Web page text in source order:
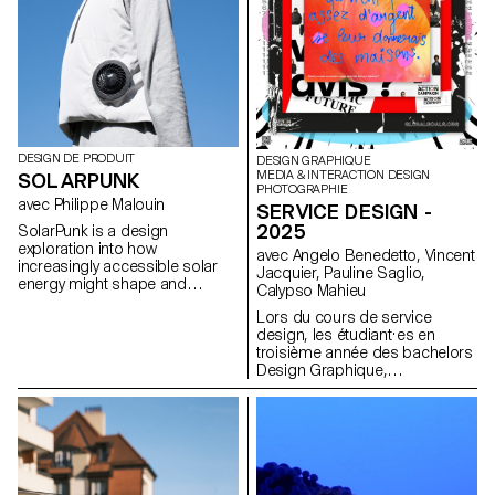
potentiel narratif d'une
séquence de contenu maîtrisé.
le bien-être au travail.
DESIGN DE PRODUIT
SOLARPUNK
avec Philippe Malouin
SolarPunk is a design
exploration into how
increasingly accessible solar
energy might shape and
renewable energy by imagining
creative, aesthetic, and
functional uses of solar power.
This collection of work was
created by first-year Master’s
students in Product Design at
DESIGN GRAPHIQUE
MEDIA & INTERACTION DESIGN
PHOTOGRAPHIE
SERVICE DESIGN -
2025
avec Angelo Benedetto, Vincent
Jacquier, Pauline Saglio,
Calypso Mahieu
Lors du cours de service
design, les étudiant·es en
troisième année des bachelors
Design Graphique,
Photographie et Media &
collaboration, organisée entre
le département de